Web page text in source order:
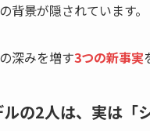
背景が隠されています。
深みを増す3つの新事実
の2人は、実は「